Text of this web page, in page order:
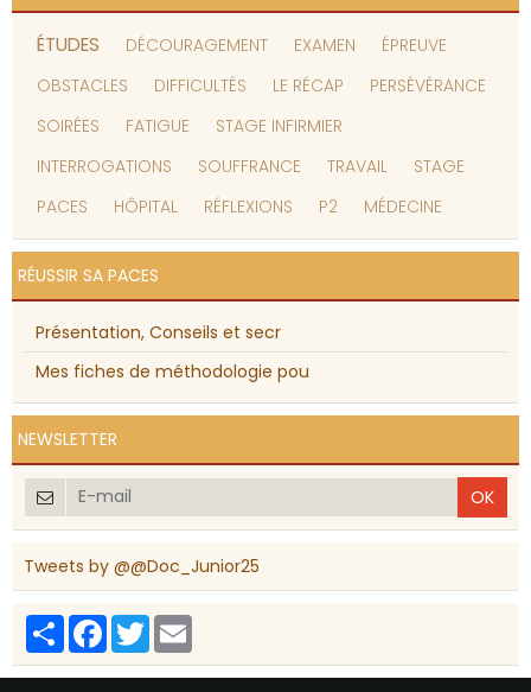
ÉTUDES DÉCOURAGEMENT EXAMEN
ÉPREUVE
OBSTACLES
DIFFICULTÉS LE RÉCAP
PERSÉVÉRANCE
SOIRÉES
FATIGUE
STAGE INFIRMIER
INTERROGATIONS
SOUFFRANCE TRAVAIL
STAGE
PACES
HÔPITAL RÉFLEXIONS P2 MÉDECINE
RÉUSSIR SA PACES
Présentation, Conseils et secr
Mes fiches de méthodologie pou
NEWSLETTER
OK
Tweets by @@Doc_Junior25
PartagerFacebook
Twitter